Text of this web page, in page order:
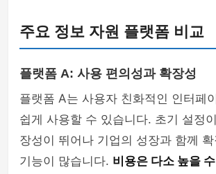
주요 정보 자원 플랫폼 비교
플랫폼 A: 사용 편의성과 확장성
플랫폼 A는 사용자 친화적인 인터페
쉽게 사용할 수 있습니다. 초기 설정
장성이 뛰어나 기업의 성장과 함께
기능이 많습니다. 비용은 다소 높을